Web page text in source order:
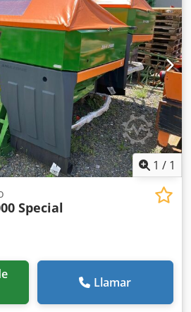
1 / 1
Special
Llamar